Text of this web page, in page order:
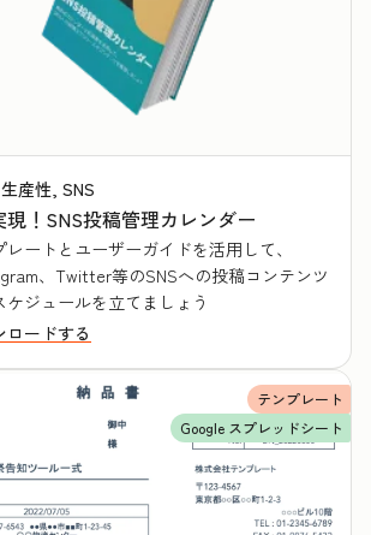
産性, SNS
！SNS投稿管理カレンダー
ートとユーザーガイドを活用して、
、Twitter等のSNSへの投稿コンテンツ
ジュールを立てましょう
ードする
テンプレート
Google スプレッドシート